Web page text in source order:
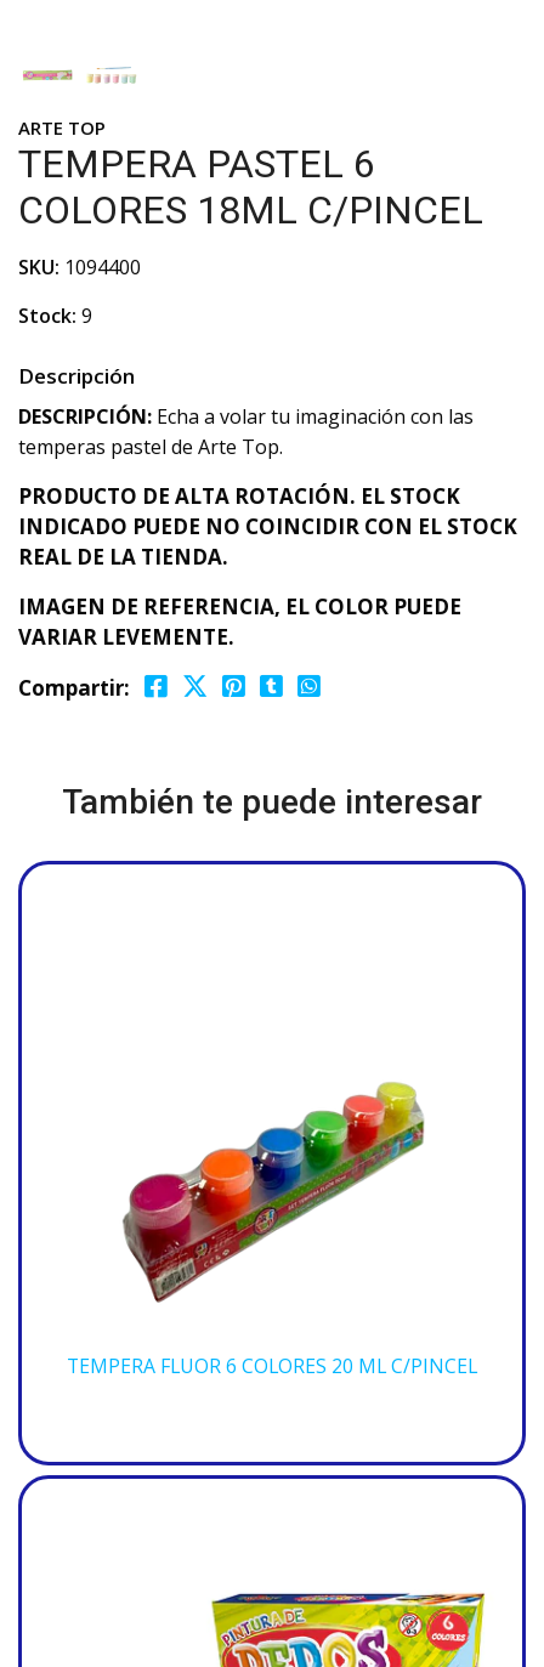
ARTE TOP
TEMPERA PASTEL 6
COLORES 18ML C/PINCEL
SKU: 1094400
Stock: 9
Descripción
DESCRIPCIÓN: Echa a volar tu imaginación con las
temperas pastel de Arte Top.
PRODUCTO DE ALTA ROTACIÓN. EL STOCK
INDICADO PUEDE NO COINCIDIR CON EL STOCK
REAL DE LA TIENDA.
IMAGEN DE REFERENCIA, EL COLOR PUEDE
VARIAR LEVEMENTE.
Compartir:
También te puede interesar
TEMPERA FLUOR 6 COLORES 20 ML C/PINCEL